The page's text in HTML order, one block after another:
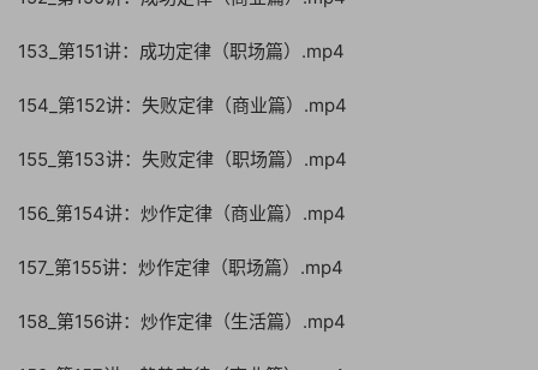
153_第151讲：成功定律（职场篇）.mp4
154_第152讲：失败定律（商业篇）.mp4
155_第153讲：失败定律（职场篇）.mp4
156_第154讲：炒作定律（商业篇）.mp4
157_第155讲：炒作定律（职场篇）.mp4
158_第156讲：炒作定律（生活篇）.mp4